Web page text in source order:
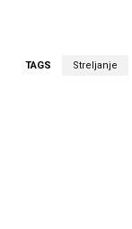
TAGS Streljanje